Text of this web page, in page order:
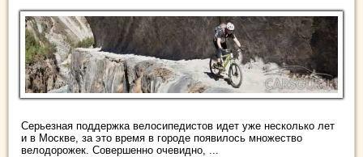
Серьезная поддержка велосипедистов идет уже несколько лет
и в Москве, за это время в городе появилось множество
велодорожек. Совершенно очевидно, ...